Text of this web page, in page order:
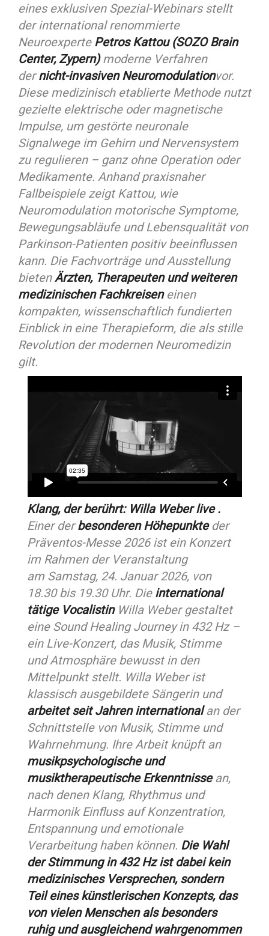
eines exklusiven Spezial-Webinars stellt
der international renommierte
Neuroexperte Petros Kattou (SOZO Brain
Center, Zypern)moderne Verfahren
dernicht-invasiven Neuromodulationvor.
Diese medizinisch etablierte Methode nutzt
gezielte elektrische oder magnetische
Impulse, um gestörte neuronale
Signalwege im Gehirn und Nervensystem
zu regulieren – ganz ohne Operation oder
Medikamente. Anhand praxisnaher
Fallbeispiele zeigt Kattou, wie
Neuromodulation motorische Symptome,
Bewegungsabläufe und Lebensqualität von
Parkinson-Patienten positiv beeinflussen
kann. Die Fachvorträge und Ausstellung
bietenÄrzten, Therapeuten und weiteren
medizinischen Fachkreiseneinen
kompakten, wissenschaftlich fundierten
Einblick in eine Therapieform, die als stille
Revolution der modernen Neuromedizin
gilt.
Klang, der berührt: Willa Weber live .
Einer derbesonderen Höhepunkteder
Präventos-Messe 2026 ist ein Konzert
im Rahmen der Veranstaltung
am Samstag, 24. Januar 2026, von
18.30 bis 19.30 Uhr. Die international
tätige Vocalistin Willa Weber gestaltet
eine Sound Healing Journey in 432 Hz –
ein Live-Konzert, das Musik, Stimme
und Atmosphäre bewusst in den
Mittelpunkt stellt. Willa Weber ist
klassisch ausgebildete Sängerin und
arbeitet seit Jahren internationalan der
Schnittstelle von Musik, Stimme und
Wahrnehmung. Ihre Arbeit knüpft an
musikpsychologische und
musiktherapeutische Erkenntnissean,
nach denen Klang, Rhythmus und
Harmonik Einfluss auf Konzentration,
Entspannung und emotionale
Verarbeitung haben können. Die Wahl
der Stimmung in 432 Hz ist dabei kein
medizinisches Versprechen, sondern
Teil eines künstlerischen Konzepts, das
von vielen Menschen als besonders
ruhig und ausgleichend wahrgenommen